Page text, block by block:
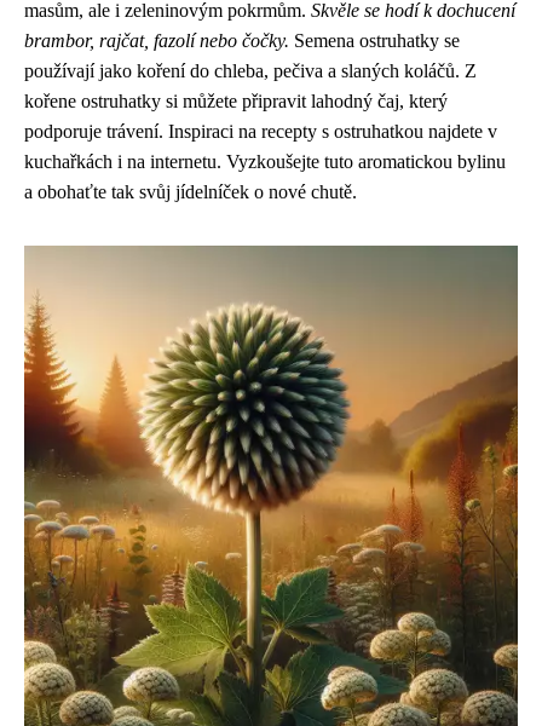
masům, ale i zeleninovým pokrmům. Skvěle se hodí k dochucení
brambor, rajčat, fazolí nebo čočky. Semena ostruhatky se
používají jako koření do chleba, pečiva a slaných koláčů. Z
kořene ostruhatky si můžete připravit lahodný čaj, který
podporuje trávení. Inspiraci na recepty s ostruhatkou najdete v
kuchařkách i na internetu. Vyzkoušejte tuto aromatickou bylinu
a obohaťte tak svůj jídelníček o nové chutě.